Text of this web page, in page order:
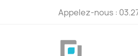
Appelez-nous :